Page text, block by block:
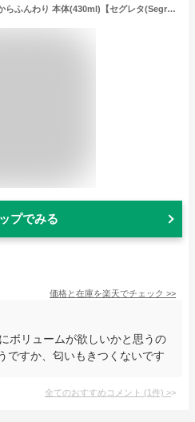
セグレタ シャンプー 根元からふんわり 本体(430ml)【セグレタ(Segreta)】
プでみる
価格と在庫を楽天でチェック >>
ボリュームが欲しいかと思うの
ですか、匂いもきつくないです
全てのおすすめコメント (1件) >